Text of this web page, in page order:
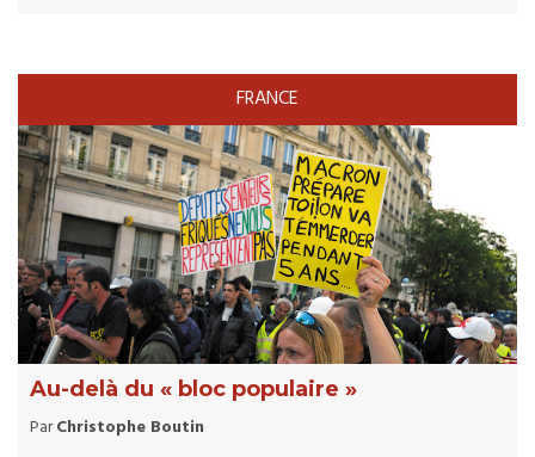
FRANCE
Au-delà du « bloc populaire »
ParChristophe Boutin